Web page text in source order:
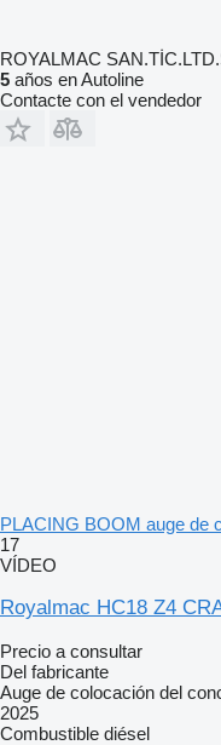
ROYALMAC
5 años en Autoline
Contacte con el vendedor
PLACING BOOM auge de
17
VÍDEO
Royalmac HC18 Z4
Precio a consultar
Del fabricante
Auge de colocación del
2025
Combustible diésel